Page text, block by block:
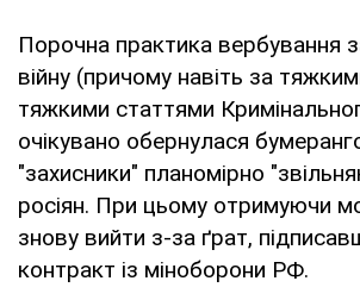
Порочна практика вербування
війну (причому навіть за
тяжкими статтями
очікувано обернулася
"захисники" планомірно
росіян. При цьому отримуючи
знову вийти з-за ґрат,
контракт із міноборони РФ.